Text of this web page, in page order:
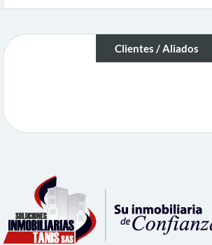
Clientes / Aliados